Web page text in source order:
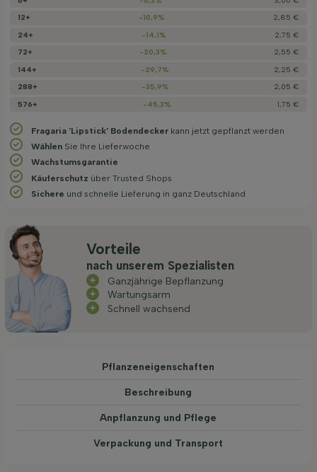
12+
-10,9%
2,85 €
24+
-14,1%
2,75 €
72+
-20,3%
2,55 €
144+
-29,7%
2,25 €
288+
-35,9%
2,05 €
576+
-45,3% 1,75 €
Fragaria 'Lipstick' Bodendecker kann jetzt gepflanzt werden
Wählen Sie Ihre Lieferwoche
Wachstums­garantie
Käuferschutz über Trusted Shops
Sichere und schnelle Lieferung in ganz Deutschland
Vorteile
nach unserem Spezialisten
Ganzjährige Bepflanzung
Wartungsarm
Schnell wachsend
Pflanzeneigenschaften
Beschreibung
Anpflanzung und Pflege
Verpackung und Transport